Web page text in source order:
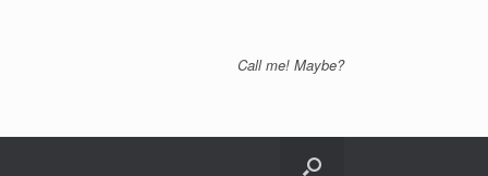
Call me! Maybe?